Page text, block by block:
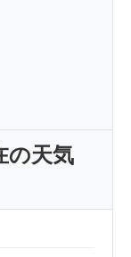
の天気